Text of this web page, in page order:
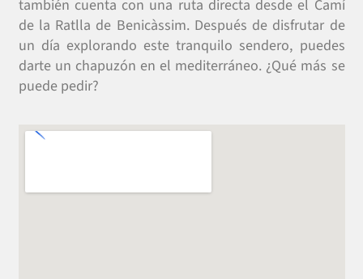
también cuenta con una ruta directa desde el Camí
de la Ratlla de Benicàssim. Después de disfrutar de
un día explorando este tranquilo sendero, puedes
darte un chapuzón en el mediterráneo. ¿Qué más se
puede pedir?